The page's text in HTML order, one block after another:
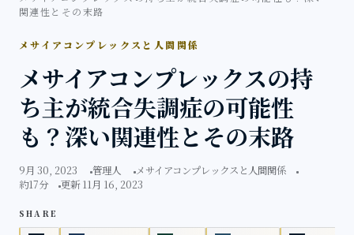
関連性とその末路
メサイアコンプレックスと人間関係
メサイアコンプレックスの持
ち主が統合失調症の可能性
も？深い関連性とその末路
9月 30, 2023 管理人
メサイアコンプレックスと人間関係
約17分
更新 11月 16, 2023
SHARE